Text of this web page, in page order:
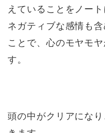
えていることをノー
ネガティブな感情も
ことで、心のモヤモ
す。
頭の中がクリアにな